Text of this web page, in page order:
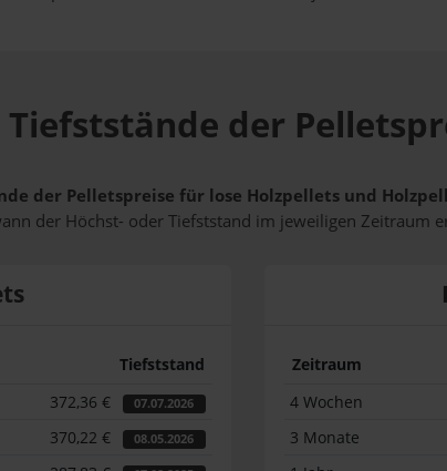
Tiefststände der
der Pelletspreise für lose Holzpellets und
der Höchst- oder Tiefststand im jeweiligen Zeitraum
Tiefststand
372,36 € 07.07.2026
370,22 € 08.05.2026
Zeitraum
4 Wochen
3 Monate